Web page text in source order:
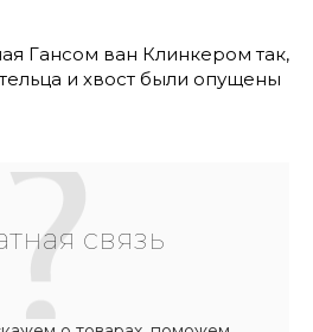
Гансом ван Клинкером так,
и хвост были опущены
связь